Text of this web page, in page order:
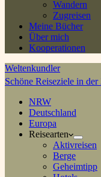
Wandern
Zugreisen
Meine Bücher
Über mich
Kooperationen
Weltenkundler
Schöne Reiseziele in der
NRW
Deutschland
Europa
Reisearten
Aktivreisen
Berge
Geheimtipp